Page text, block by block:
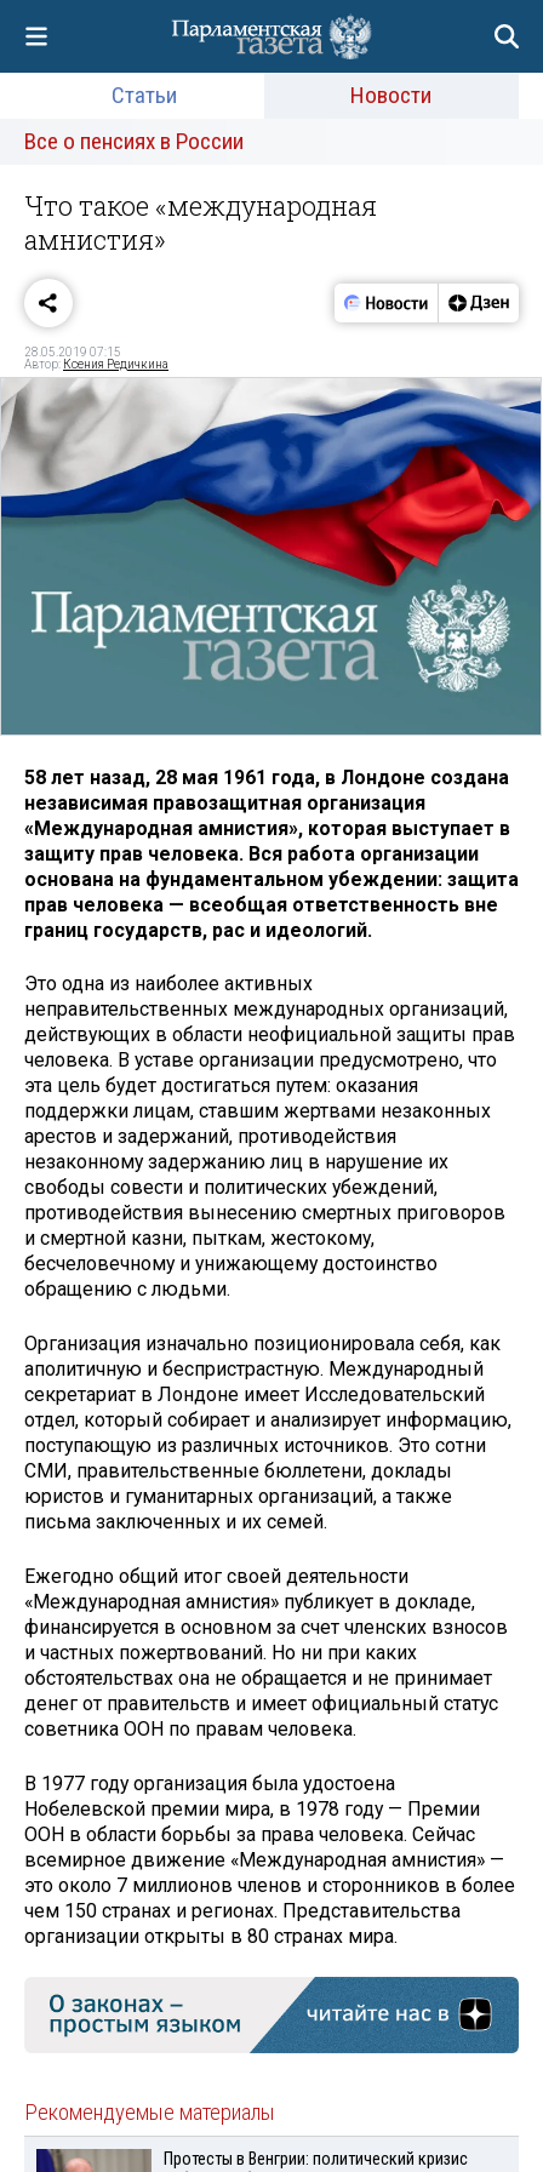
Статьи
Новости
Все о пенсиях в России
Что такое «международная
амнистия»
28.05.2019 07:15
Автор: Ксения Редичкина
58 лет назад, 28 мая 1961 года, в Лондоне создана
независимая правозащитная организация
«Международная амнистия», которая выступает в
защиту прав человека. Вся работа организации
основана на фундаментальном убеждении: защита
прав человека — всеобщая ответственность вне
границ государств, рас и идеологий.
Это одна из наиболее активных
неправительственных международных организаций,
действующих в области неофициальной защиты прав
человека. В уставе организации предусмотрено, что
эта цель будет достигаться путем: оказания
поддержки лицам, ставшим жертвами незаконных
арестов и задержаний, противодействия
незаконному задержанию лиц в нарушение их
свободы совести и политических убеждений,
противодействия вынесению смертных приговоров
и смертной казни, пыткам, жестокому,
бесчеловечному и унижающему достоинство
обращению с людьми.
Организация изначально позиционировала себя, как
аполитичную и беспристрастную. Международный
секретариат в Лондоне имеет Исследовательский
отдел, который собирает и анализирует информацию,
поступающую из различных источников. Это сотни
СМИ, правительственные бюллетени, доклады
юристов и гуманитарных организаций, а также
письма заключенных и их семей.
Ежегодно общий итог своей деятельности
«Международная амнистия» публикует в докладе,
финансируется в основном за счет членских взносов
и частных пожертвований. Но ни при каких
обстоятельствах она не обращается и не принимает
денег от правительств и имеет официальный статус
советника ООН по правам человека.
В 1977 году организация была удостоена
Нобелевской премии мира, в 1978 году — Премии
ООН в области борьбы за права человека. Сейчас
всемирное движение «Международная амнистия» —
это около 7 миллионов членов и сторонников в более
чем 150 странах и регионах. Представительства
организации открыты в 80 странах мира.
Рекомендуемые материалы
Протесты в Венгрии: политический кризис